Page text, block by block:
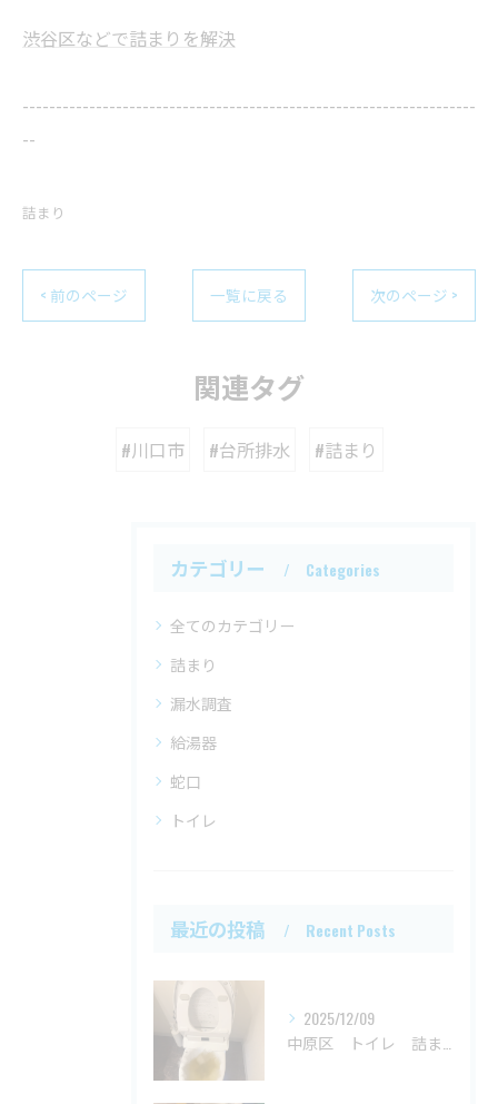
渋谷区などで詰まりを解決
--------------------------------------------------------------------
--
詰まり
< 前のページ 一覧に戻る 次のページ >
関連タグ
#川口市 #台所排水 #詰まり
カテゴリー Categories
全てのカテゴリー
詰まり
漏水調査
給湯器
蛇口
トイレ
最近の投稿 Recent Posts
2025/12/09